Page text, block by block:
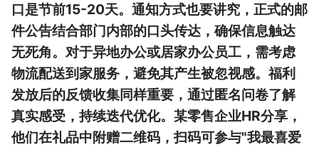
口是节前15-20天。通知方式也要讲究，正式的邮
件公告结合部门内部的口头传达，确保信息触达
无死角。对于异地办公或居家办公员工，需考虑
物流配送到家服务，避免其产生被忽视感。福利
发放后的反馈收集同样重要，通过匿名问卷了解
真实感受，持续迭代优化。某零售企业HR分享，
他们在礼品中附赠二维码，扫码可参与"我最喜爱